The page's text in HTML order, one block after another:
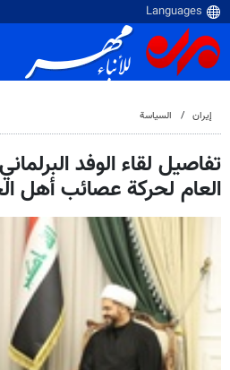
إيران السياسة
تفاصيل لقاء الوفد
العام لحركة عصائب أهل